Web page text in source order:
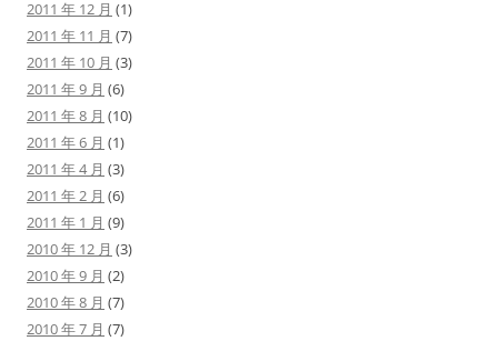
2011 年 12 月 (1)
2011 年 11 月 (7)
2011 年 10 月 (3)
2011 年 9 月 (6)
2011 年 8 月 (10)
2011 年 6 月 (1)
2011 年 4 月 (3)
2011 年 2 月 (6)
2011 年 1 月 (9)
2010 年 12 月 (3)
2010 年 9 月 (2)
2010 年 8 月 (7)
2010 年 7 月 (7)